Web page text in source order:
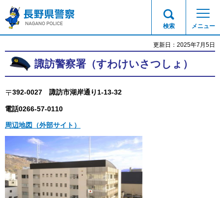
長野県警察
検索 メニュー
更新日：2025年7月5日
諏訪警察署（すわけいさつしょ）
392-0027 諏訪市湖岸通り1-13-32
電話0266-57-0110
周辺地図（外部サイト）